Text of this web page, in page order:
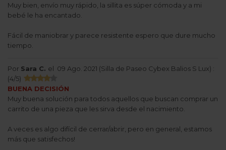
Muy bien, envío muy rápido, la sillita es súper cómoda y a mi
bebé le ha encantado.
Fácil de maniobrar y parece resistente espero que dure mucho
tiempo.
Por Sara C. el 09 Ago. 2021 (Silla de Paseo Cybex Balios S Lux) :
(4/5)
BUENA DECISIÓN
Muy buena solución para todos aquellos que buscan comprar un
carrito de una pieza que les sirva desde el nacimiento.
A veces es algo difícil de cerrar/abrir, pero en general, estamos
más que satisfechos!